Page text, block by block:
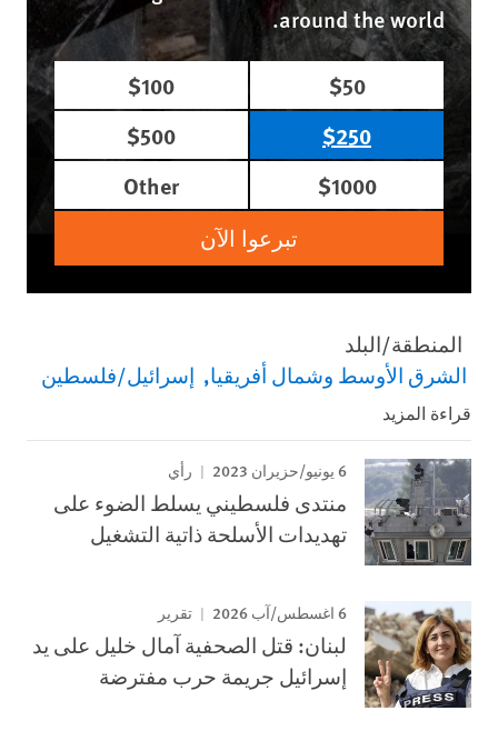
around the world.
$50
$100
$250
$500
$1000
Other
تبرعوا الآن
المنطقة/البلد
الشرق الأوسط وشمال أفريقيا إسرائيل/فلسطين
قراءة المزيد
6 يونيو/حزيران 2023 رأي
منتدى فلسطيني يسلط الضوء على
تهديدات الأسلحة ذاتية التشغيل
6 اغسطس/آب 2026 تقرير
لبنان: قتل الصحفية آمال خليل على يد
إسرائيل جريمة حرب مفترضة